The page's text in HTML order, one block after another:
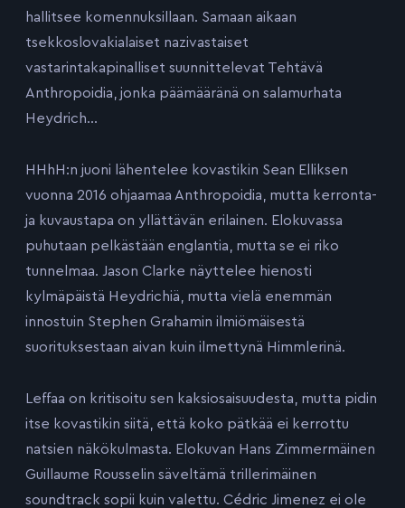
hallitsee komennuksillaan. Samaan aikaan
tsekkoslovakialaiset nazivastaiset
vastarintakapinalliset suunnittelevat Tehtävä
Anthropoidia, jonka päämääränä on salamurhata
Heydrich…
HHhH:n juoni lähentelee kovastikin Sean Elliksen
vuonna 2016 ohjaamaa Anthropoidia, mutta kerronta-
ja kuvaustapa on yllättävän erilainen. Elokuvassa
puhutaan pelkästään englantia, mutta se ei riko
tunnelmaa. Jason Clarke näyttelee hienosti
kylmäpäistä Heydrichiä, mutta vielä enemmän
innostuin Stephen Grahamin ilmiömäisestä
suorituksestaan aivan kuin ilmettynä Himmlerinä.
Leffaa on kritisoitu sen kaksiosaisuudesta, mutta pidin
itse kovastikin siitä, että koko pätkää ei kerrottu
natsien näkökulmasta. Elokuvan Hans Zimmermäinen
Guillaume Rousselin säveltämä trillerimäinen
soundtrack sopii kuin valettu. Cédric Jimenez ei ole